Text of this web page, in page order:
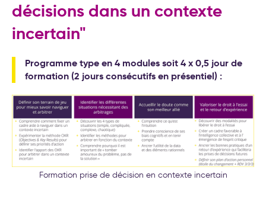
décisions dans un contexte
incertain"
Programme type en 4 modules soit 4 x 0,5 jour de
formation (2 jours consécutifs en présentiel) :
Formation prise de décision en contexte incertain